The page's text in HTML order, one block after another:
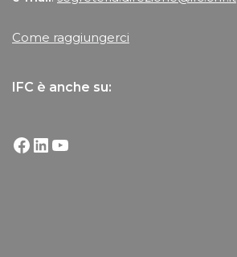
Come raggiungerci
IFC è anche su: